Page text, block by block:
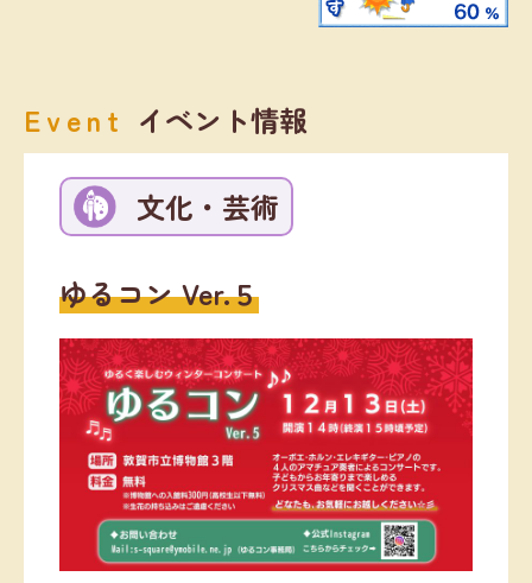
Event イベント情報
文化・芸術
ゆるコン Ver.５